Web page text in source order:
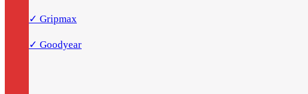
✓ Gripmax
✓ Goodyear